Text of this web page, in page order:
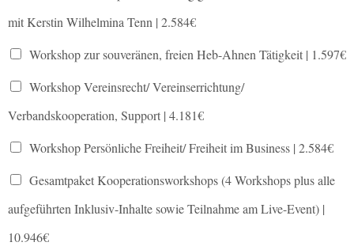
mit Kerstin Wilhelmina Tenn | 2.584€
Workshop zur souveränen, freien Heb-Ahnen Tätigkeit | 1.597€
Workshop Vereinsrecht/ Vereinserrichtung/
Verbandskooperation, Support | 4.181€
Workshop Persönliche Freiheit/ Freiheit im Business | 2.584€
Gesamtpaket Kooperationsworkshops (4 Workshops plus alle
aufgeführten Inklusiv-Inhalte sowie Teilnahme am Live-Event) |
10.946€